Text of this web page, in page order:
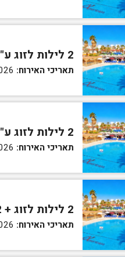
2 לילות לזוג ע"ב לינה וארוחת בוקר בחדר גן
תאריכי האירוח:
2 לילות לזוג ע"ב חצי פנסיון בחדר גן
תאריכי האירוח:
2 לילות לזוג + 2 ילדים ע"ב לינה וארוחת בוקר בחדר סופריור
תאריכי האירוח: